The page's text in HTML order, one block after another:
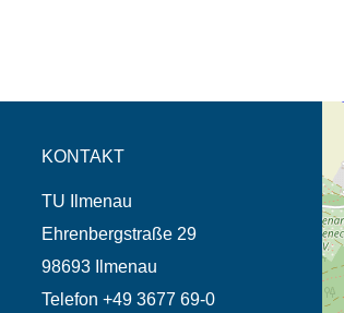
KONTAKT
TU Ilmenau
Ehrenbergstraße 29
98693 Ilmenau
Telefon +49 3677 69-0